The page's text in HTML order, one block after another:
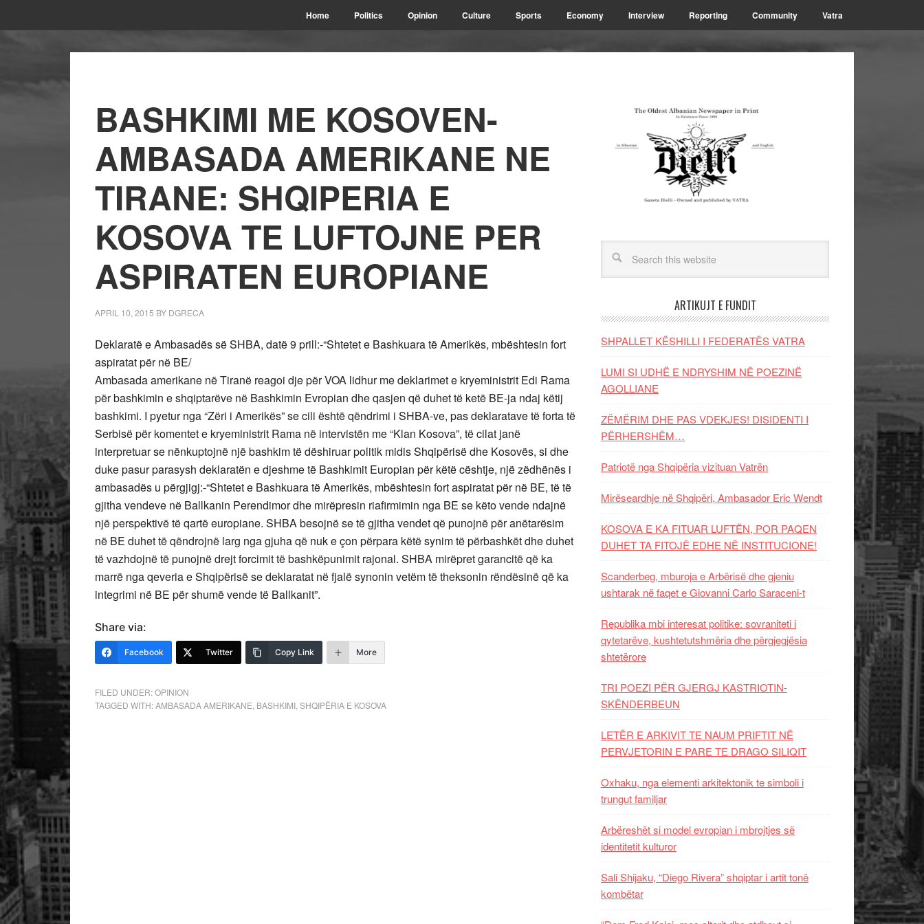
Home Politics Opinion Culture Sports Economy Interview Reporting Community Vatra
BASHKIMI ME KOSOVEN-
AMBASADA AMERIKANE NE
TIRANE: SHQIPERIA E
KOSOVA TE LUFTOJNE PER
ASPIRATEN EUROPIANE
APRIL 10, 2015 BY DGRECA
Deklaratë e Ambasadës së SHBA, datë 9 prill:-“Shtetet e Bashkuara të Amerikës, mbështesin fort
aspiratat për në BE/
Ambasada amerikane në Tiranë reagoi dje për VOA lidhur me deklarimet e kryeministrit Edi Rama
për bashkimin e shqiptarëve në Bashkimin Evropian dhe qasjen që duhet të ketë BE-ja ndaj këtij
bashkimi. I pyetur nga “Zëri i Amerikës” se cili është qëndrimi i SHBA-ve, pas deklaratave të forta të
Serbisë për komentet e kryeministrit Rama në intervistën me “Klan Kosova”, të cilat janë
interpretuar se nënkuptojnë një bashkim të dëshiruar politik midis Shqipërisë dhe Kosovës, si dhe
duke pasur parasysh deklaratën e djeshme të Bashkimit Europian për këtë cështje, një zëdhënës i
ambasadës u përgjigj:-“Shtetet e Bashkuara të Amerikës, mbështesin fort aspiratat për në BE, të të
gjitha vendeve në Ballkanin Perendimor dhe mirëpresin riafirmimin nga BE se këto vende ndajnë
një perspektivë të qartë europiane. SHBA besojnë se të gjitha vendet që punojnë për anëtarësim
në BE duhet të qëndrojnë larg nga gjuha që nuk e çon përpara këtë synim të përbashkët dhe duhet
të vazhdojnë të punojnë drejt forcimit të bashkëpunimit rajonal. SHBA mirëpret garancitë që ka
marrë nga qeveria e Shqipërisë se deklaratat në fjalë synonin vetëm të theksonin rëndësinë që ka
integrimi në BE për shumë vende të Ballkanit”.
Share via:
Facebook Twitter Copy Link More
FILED UNDER:OPINION
TAGGED WITH:AMBASADA AMERIKANE BASHKIMI SHQIPËRIA E KOSOVA
ARTIKUJT E FUNDIT
SHPALLET KËSHILLI I FEDERATËS VATRA
LUMI SI UDHË E NDRYSHIM NË POEZINË
AGOLLIANE
ZËMËRIM DHE PAS VDEKJES! DISIDENTI I
PËRHERSHËM…
Patriotë nga Shqipëria vizituan Vatrën
Mirëseardhje në Shqipëri, Ambasador Eric Wendt
KOSOVA E KA FITUAR LUFTËN, POR PAQEN
DUHET TA FITOJË EDHE NË INSTITUCIONE!
Scanderbeg, mburoja e Arbërisë dhe gjeniu
ushtarak në faqet e Giovanni Carlo Saraceni-t
Republika mbi interesat politike: sovraniteti i
qytetarëve, kushtetutshmëria dhe përgjegjësia
shtetërore
TRI POEZI PËR GJERGJ KASTRIOTIN-
SKËNDERBEUN
LETËR E ARKIVIT TE NAUM PRIFTIT NË
PERVJETORIN E PARE TE DRAGO SILIQIT
Oxhaku, nga elementi arkitektonik te simboli i
trungut familjar
Arbëreshët si model evropian i mbrojtjes së
identitetit kulturor
Sali Shijaku, “Diego Rivera” shqiptar i artit tonë
kombëtar